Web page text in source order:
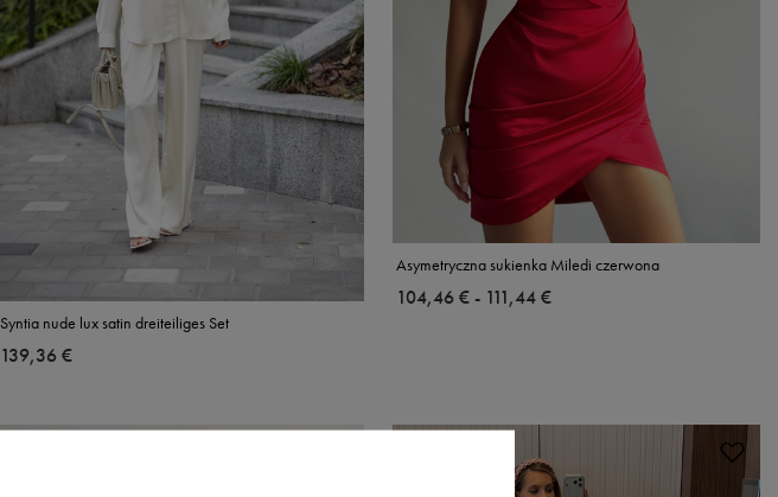
Syntia nude lux satin dreiteiliges Set
139,36 €
Asymetryczna sukienka Miledi czerwona
ab
104,46 € - bis
111,44 €